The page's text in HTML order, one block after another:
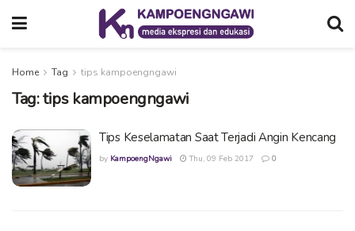
Home Tag tips kampoengngawi
Tag:tips kampoengngawi
Tips Keselamatan Saat Terjadi Angin Kencang
by KampoengNgawi Thu, 09 Feb 2017 0